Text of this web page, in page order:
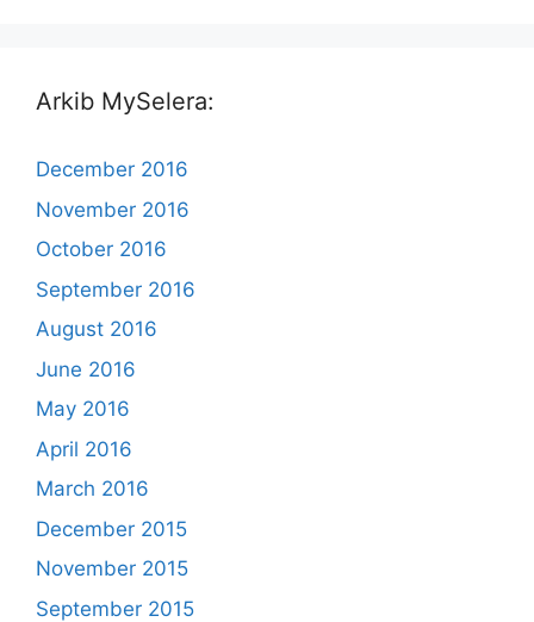
Arkib MySelera:
December 2016
November 2016
October 2016
September 2016
August 2016
June 2016
May 2016
April 2016
March 2016
December 2015
November 2015
September 2015